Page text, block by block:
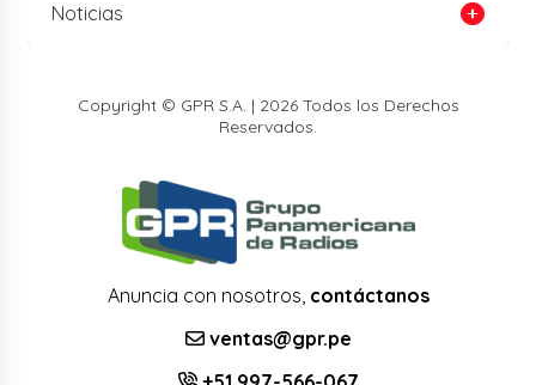
Noticias
Copyright © GPR S.A. | 2026 Todos los Derechos
Reservados.
Anuncia con nosotros, contáctanos
ventas@gpr.pe